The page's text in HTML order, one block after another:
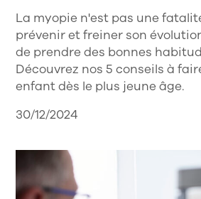
La myopie n'est pas une
prévenir et freiner son
de prendre des bonnes
Découvrez nos 5 conseils à
enfant dès le plus jeune âge.
30/12/2024